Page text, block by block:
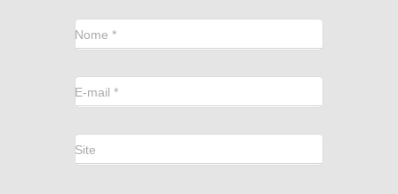
Nome *
E-mail *
Site